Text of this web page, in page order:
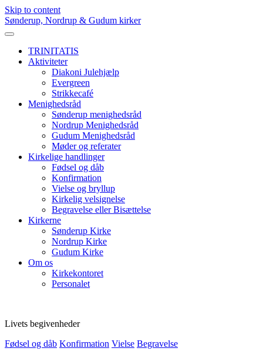
Skip to content
Sønderup, Nordrup & Gudum kirker
TRINITATIS
Aktiviteter
Diakoni Julehjælp
Evergreen
Strikkecafé
Menighedsråd
Sønderup menighedsråd
Nordrup Menighedsråd
Gudum Menighedsråd
Møder og referater
Kirkelige handlinger
Fødsel og dåb
Konfirmation
Vielse og bryllup
Kirkelig velsignelse
Begravelse eller Bisættelse
Kirkerne
Sønderup Kirke
Nordrup Kirke
Gudum Kirke
Om os
Kirkekontoret
Personalet
Livets begivenheder
Fødsel og dåb Konfirmation Vielse Begravelse